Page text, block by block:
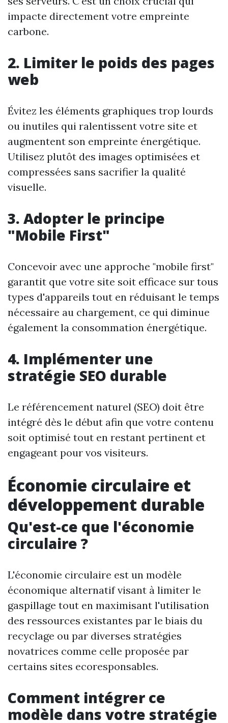
impacte directement votre empreinte
carbone.
2. Limiter le poids des pages
web
Évitez les éléments graphiques trop lourds
ou inutiles qui ralentissent votre site et
augmentent son empreinte énergétique.
Utilisez plutôt des images optimisées et
compressées sans sacrifier la qualité
visuelle.
3. Adopter le principe
"Mobile First"
Concevoir avec une approche "mobile first"
garantit que votre site soit efficace sur tous
types d'appareils tout en réduisant le temps
nécessaire au chargement, ce qui diminue
également la consommation énergétique.
4. Implémenter une
stratégie SEO durable
Le référencement naturel (SEO) doit être
intégré dès le début afin que votre contenu
soit optimisé tout en restant pertinent et
engageant pour vos visiteurs.
Économie circulaire et
développement durable
Qu'est-ce que l'économie
circulaire ?
L'économie circulaire est un modèle
économique alternatif visant à limiter le
gaspillage tout en maximisant l'utilisation
des ressources existantes par le biais du
recyclage ou par diverses stratégies
novatrices comme celle proposée par
certains sites ecoresponsables.
Comment intégrer ce
modèle dans votre stratégie